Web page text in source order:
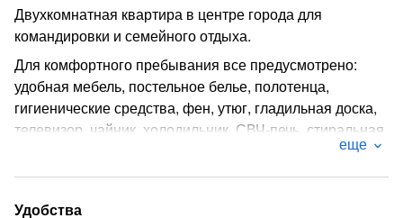
Двухкомнатная квартира в центре города для
командировки и семейного отдыха.
Для комфортного пребывания все предусмотрено:
удобная мебель, постельное белье, полотенца,
гигиенические средства, фен, утюг, гладильная доска,
телевизор, чайник. холодильник. СВЧ-печь, стиральная
приготовления домашней еды,
Wi-FI позволит смотреть любимые фильмы
еще
Удобства